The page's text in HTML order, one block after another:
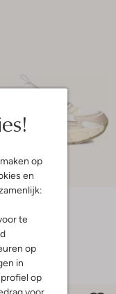
maken op
en
te
op
in
op
voor
€ 47,99
kleuren